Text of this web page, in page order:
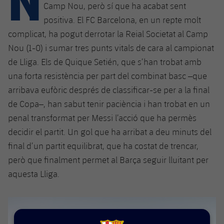
plusicon
més
Instal·lacions
Spotify Camp Nou
Palau Blaugrana
Estadi Johan Cruyff
plusicon
més
plusicon
més
SUB13
SUB12
SUB11 B
SUB10 A
SUB10 B
SUB9 A
SUB13 B
SUB12 C
SUB11 C
Entrades
Gameday Shows
Resultats
Classificacions
Jugadors
Fotos
Història
Base
Barça Atlètic
Junior
Cadet A
Cadet B
Infantil A
Infantil B
Mini
Campus Estiu
PLUSICON
MÉS
Primer Equip
plusicon
més
Calendari
Entrades
Resultats
Jugadors
Barça Atlètic
plusicon
més
Actualitat
Calendari
Resultats
Jugadors
Base
plusicon
més
Actualitat
Juvenil
PLUSICON
MÉS
plusicon
més
Camp Nou, però sí que ha acabat sent
positiva. El FC Barcelona, en un repte molt
complicat, ha pogut derrotar la Reial Societat al Camp
Nou (1-0) i sumar tres punts vitals de cara al campionat
de Lliga. Els de Quique Setién, que s’han trobat amb
una forta resistència per part del combinat basc –que
arribava eufòric després de classificar-se per a la final
de Copa–, han sabut tenir paciència i han trobat en un
penal transformat per Messi l’acció que ha permès
decidir el partit. Un gol que ha arribat a deu minuts del
final d’un partit equilibrat, que ha costat de trencar,
però que finalment permet al Barça seguir lluitant per
aquesta Lliga.